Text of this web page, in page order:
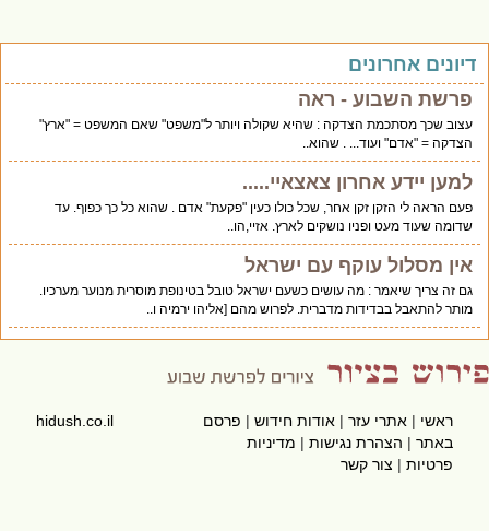
אחרונים
פרשת השבוע - ראה
עצוב שכך מסתכמת הצדקה : שהיא שקולה ויותר ל"משפט" שאם המשפט = "ארץ"
הצדקה = "אדם" ועוד... . שהוא..
למען יידע אחרון צאצאיי.....
פעם הראה לי הזקן זקן אחר, שכל כולו כעין "פקעת" אדם . שהוא כל כך כפוף. עד
שדומה שעוד מעט ופניו נושקים לארץ. אזיי,הו..
אין מסלול עוקף עם ישראל
גם זה צריך שיאמר : מה עושים כשעם ישראל טובל בטינופת מוסרית מנוער מערכיו.
מותר להתאבל בבדידות מדברית. לפרוש מהם [אליהו ירמיה ו..
ראשי|אתרי עזר|אודות חידוש|פרסם
באתר|הצהרת נגישות|מדיניות
פרטיות|צור קשר
hidush.co.il